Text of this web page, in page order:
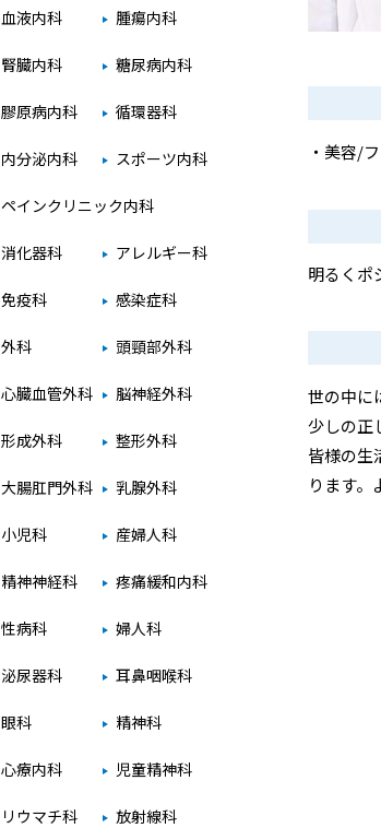
・美容/
明るくポ
世の中に
少しの正
皆様の生
ります。
血液内科 腫瘍内科
腎臓内科 糖尿病内科
膠原病内科 循環器科
内分泌内科 スポーツ内科
ペインクリニック内科
消化器科 アレルギー科
免疫科 感染症科
外科 頭頸部外科
心臓血管外科 脳神経外科
形成外科 整形外科
大腸肛門外科 乳腺外科
小児科 産婦人科
精神神経科 疼痛緩和内科
性病科 婦人科
泌尿器科 耳鼻咽喉科
眼科 精神科
心療内科 児童精神科
リウマチ科 放射線科